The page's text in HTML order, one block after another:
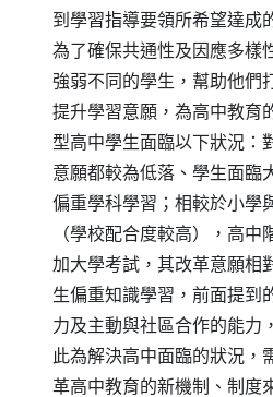
到學習指導要領所希望達成
為了確保共通性及因應多樣
強弱不同的學生，幫助他們
提升學習意願，為高中教育
型高中學生面臨以下狀況：
意願都較為低落、學生面臨
偏重學科學習；相較於小學
（學校配合度較高），高
加大學考試，其改革意願相
生偏重知識學習，前面提到
力及主動與社區合作的能力
此為解決高中面臨的狀況，
革高中教育的新機制、制度